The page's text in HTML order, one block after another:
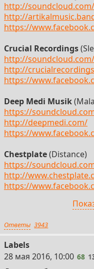
http://
http://
https://
Crucial Recordings
http://
http://
https://
Deep Medi Musik
https://
http://deepmedi.com/
https://
Chestplate(Distance)
https://
http://
https://
https://
Macabre Unit Digital
Ответы 3943
Labels
68
28 мая 2016, 10:00 68 1